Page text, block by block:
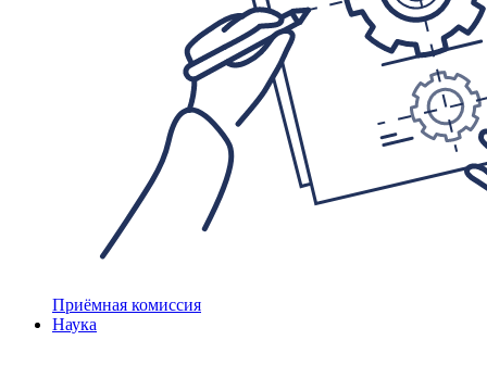
Приёмная комиссия
Наука